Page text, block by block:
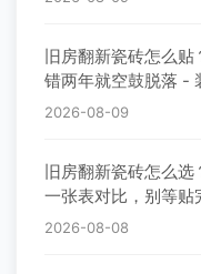
旧房翻新瓷砖怎么
错两年就空鼓脱落 -
2026-08-09
旧房翻新瓷砖怎么
一张表对比，别等
2026-08-08